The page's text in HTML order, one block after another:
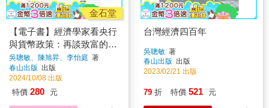
金石堂
【電子書】經濟學家看央行
與貨幣政策：再談致富的特
權
吳聰敏、陳旭昇、李怡庭 著
春山出版 出版
2024/10/08 出版
特價 280 元
台灣經濟四百年
吳聰敏 著
春山出版 出版
2023/02/21 出版
79 折 特價 521 元